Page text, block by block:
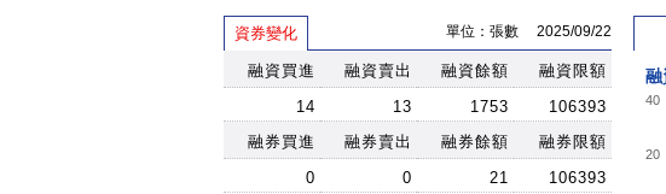
10:17:06
10.4 10.45
10:13:43
10.4 10.45
10:12:39
10.45
10:04:18
10.4 10.45
10.45 10.5
資券變化 單位：張數 2025/09/22
融資買進 融資賣出 融資餘額
融資限額
14
13 1753
106393
融券買進
融券賣出 融券餘額
融券限額
0
0 21 106393
融
20
40